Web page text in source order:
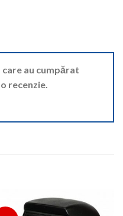
au cumpărat
recenzie.